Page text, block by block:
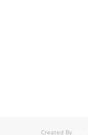
Created By